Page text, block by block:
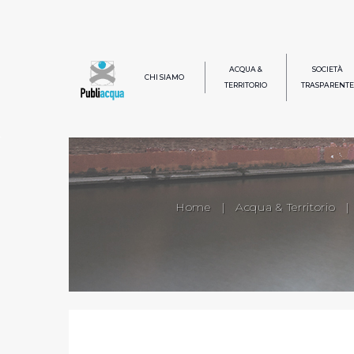
CHI SIAMO
ACQUA &
TERRITORIO
SOCIETÀ
TRASPARENTE
Home | Acqua & Territorio |